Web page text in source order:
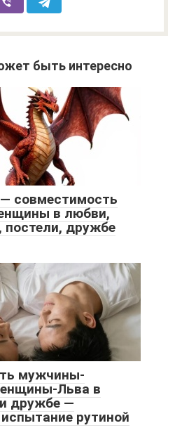
быть интересно
совместимость
в любви,
постели, дружбе
мужчины-
Льва в
дружбе —
рутиной